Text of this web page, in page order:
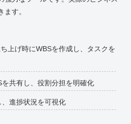
す。
上げ時にWBSを作成し、タスクを
共有し、役割分担を明確化
進捗状況を可視化